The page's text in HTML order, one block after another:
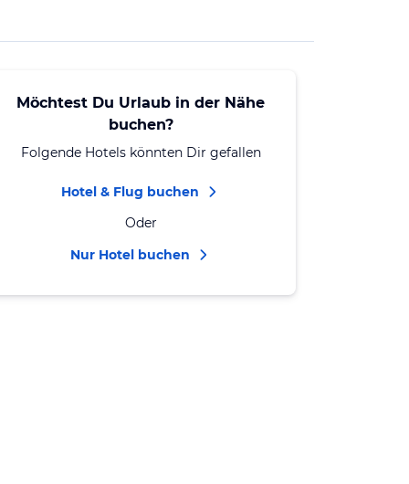
Möchtest Du Urlaub in der Nähe
buchen?
Folgende Hotels könnten Dir gefallen
Hotel & Flug buchen
Oder
Nur Hotel buchen